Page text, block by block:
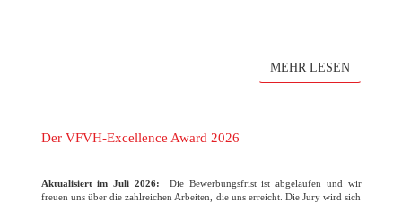
MEHR LESEN
Der VFVH-Excellence Award 2026
Aktualisiert im Juli 2026:
Die Bewerbungsfrist ist abgelaufen und wir
freuen uns über die zahlreichen Arbeiten, die uns erreicht. Die Jury wird sich